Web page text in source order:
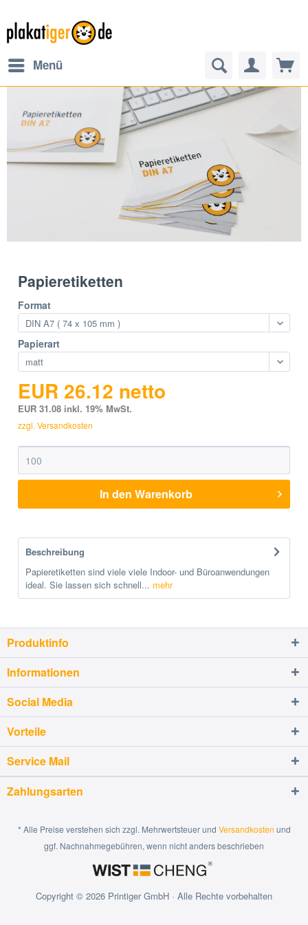
Menü
Papieretiketten
Format
Papierart
EUR 26.12 netto
EUR 31.08 inkl. 19% MwSt.
zzgl. Versandkosten
In den Warenkorb
Beschreibung
Papieretiketten sind viele viele Indoor- und Büroanwendungen
ideal. Sie lassen sich schnell... mehr
Produktinfo
Informationen
Social Media
Vorteile
Service Mail
Zahlungsarten
* Alle Preise verstehen sich zzgl. Mehrwertsteuer und Versandkosten und
ggf. Nachnahmegebühren, wenn nicht anders beschrieben
Copyright © 2026 Printiger GmbH · Alle Rechte vorbehalten